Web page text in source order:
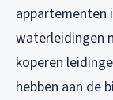
appartementen
waterleidingen
koperen
hebben aan de